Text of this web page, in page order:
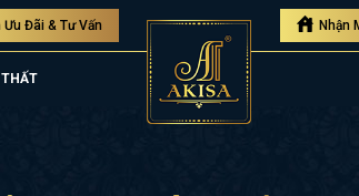
Ưu Đãi & Tư Vấn Nhận